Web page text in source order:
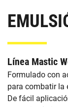
Línea Mastic
Formulado con
para combatir la
De fácil